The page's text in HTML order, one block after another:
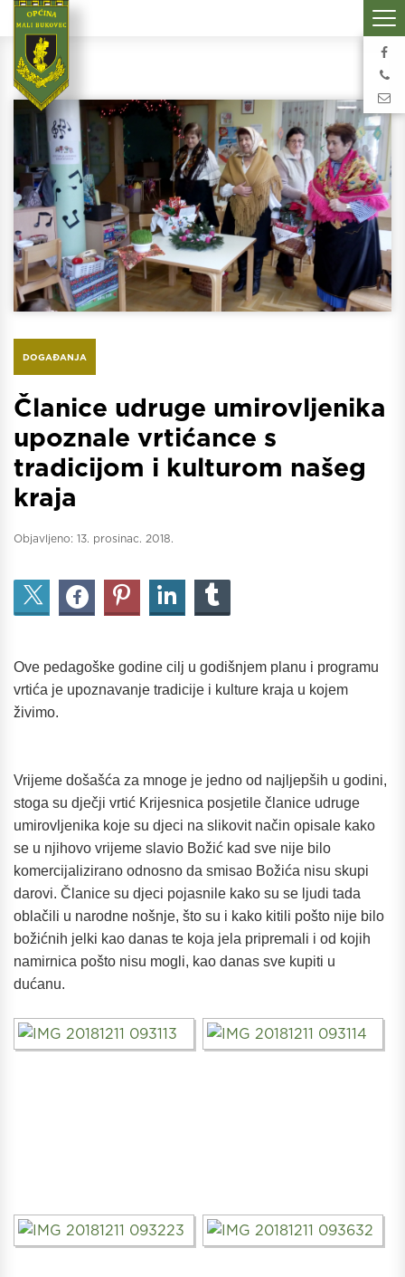
DOGAĐANJA
Članice udruge umirovljenika
upoznale vrtićance s
tradicijom i kulturom našeg
kraja
Objavljeno: 13. prosinac. 2018.
Ove pedagoške godine cilj u godišnjem planu i programu
vrtića je upoznavanje tradicije i kulture kraja u kojem
živimo.
Vrijeme došašća za mnoge je jedno od najljepših u godini,
stoga su dječji vrtić Krijesnica posjetile članice udruge
umirovljenika koje su djeci na slikovit način opisale kako
se u njihovo vrijeme slavio Božić kad sve nije bilo
komercijalizirano odnosno da smisao Božića nisu skupi
darovi. Članice su djeci pojasnile kako su se ljudi tada
oblačili u narodne nošnje, što su i kako kitili pošto nije bilo
božićnih jelki kao danas te koja jela pripremali i od kojih
namirnica pošto nisu mogli, kao danas sve kupiti u
dućanu.